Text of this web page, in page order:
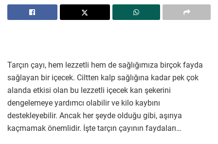
Tarçın çayı, hem lezzetli hem de sağlığımıza birçok fayda
sağlayan bir içecek. Ciltten kalp sağlığına kadar pek çok
alanda etkisi olan bu lezzetli içecek kan şekerini
dengelemeye yardımcı olabilir ve kilo kaybını
destekleyebilir. Ancak her şeyde olduğu gibi, aşırıya
kaçmamak önemlidir. İşte tarçın çayının faydaları…